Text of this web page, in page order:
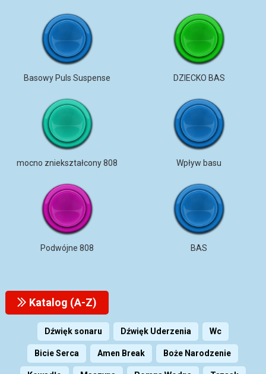
Basowy Puls Suspense DZIECKO BAS
mocno zniekształcony 808 Wpływ basu
Podwójne 808 BAS
Katalog (A-Z)
Dźwięk sonaru Dźwięk Uderzenia Wc
Bicie Serca Amen Break Boże Narodzenie